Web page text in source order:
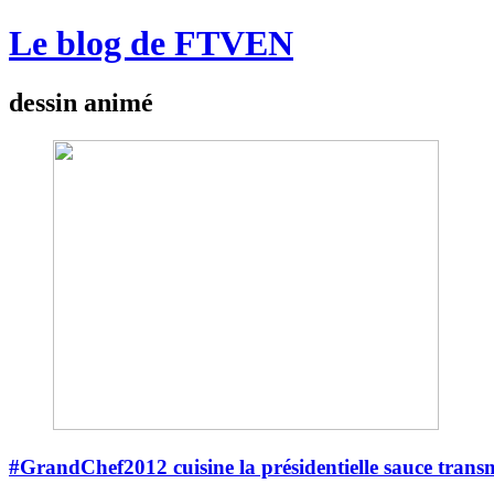
Le blog de FTVEN
dessin animé
#GrandChef2012 cuisine la présidentielle sauce